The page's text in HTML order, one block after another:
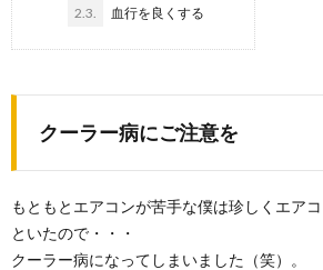
2.3. 血行を良くする
クーラー病にご注意を
もともとエアコンが苦手な僕は珍しくエア
といたので・・・
クーラー病になってしまいました（笑）。